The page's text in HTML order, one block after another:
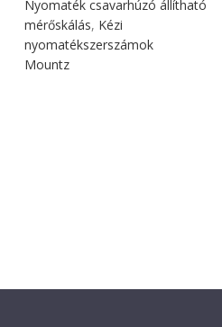
Nyomaték csavarhúzó állítható
mérőskálás, Kézi
nyomatékszerszámok
Mountz